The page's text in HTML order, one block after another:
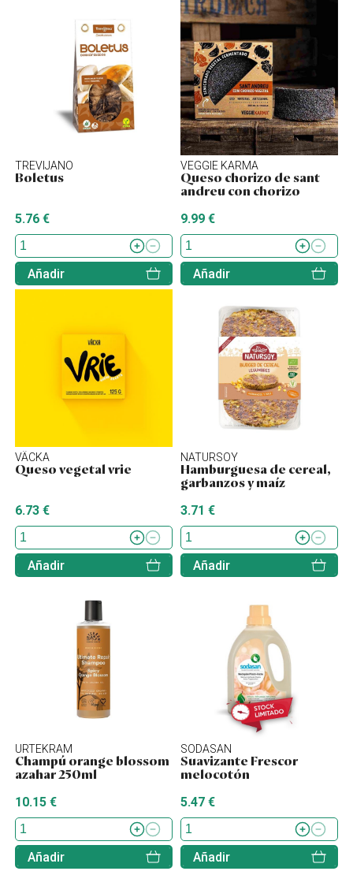
TREVIJANO
Boletus
5.76 €
Añadir
VEGGIE KARMA
Queso chorizo de sant
andreu con chorizo
9.99 €
Añadir
VÄCKA
Queso vegetal vrie
6.73 €
Añadir
NATURSOY
Hamburguesa de cereal,
garbanzos y maíz
3.71 €
Añadir
URTEKRAM
Champú orange blossom
azahar 250ml
10.15 €
Añadir
SODASAN
Suavizante Frescor
melocotón
5.47 €
Añadir